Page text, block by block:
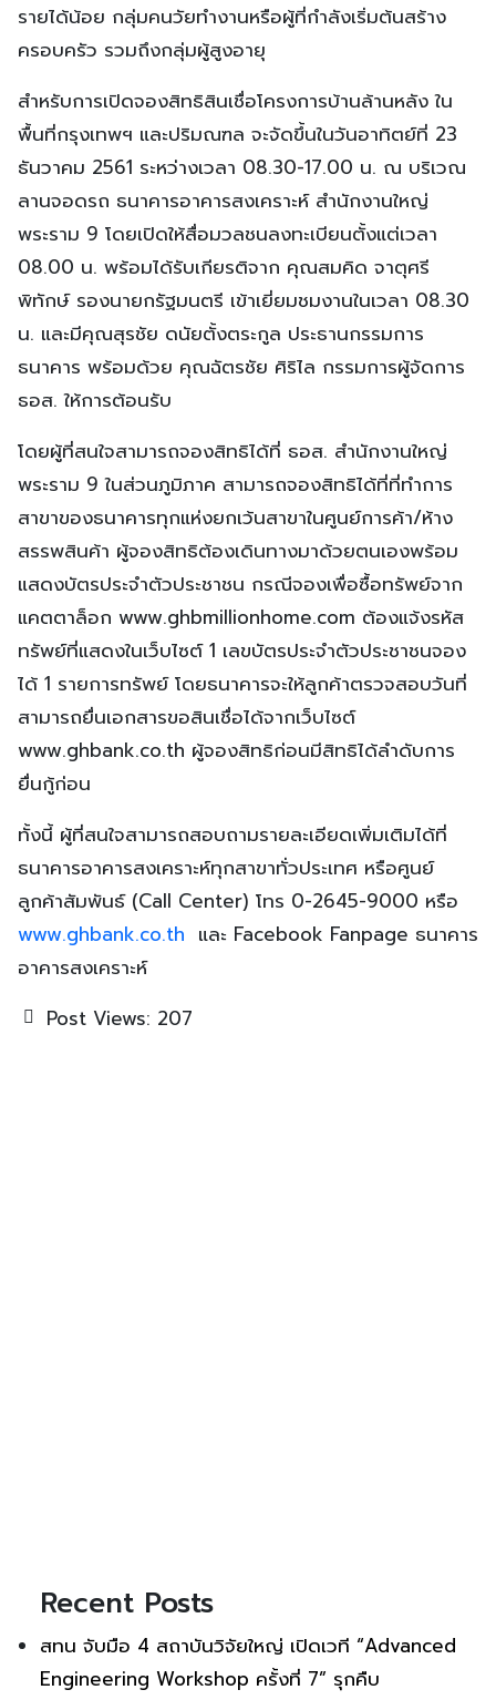
รายได้น้อย กลุ่มคนวัยทำงานหรือผู้ที่กำลังเริ่มต้นสร้าง
ครอบครัว รวมถึงกลุ่มผู้สูงอายุ
สำหรับการเปิดจองสิทธิสินเชื่อโครงการบ้านล้านหลัง ใน
พื้นที่กรุงเทพฯ และปริมณฑล จะจัดขึ้นในวันอาทิตย์ที่ 23
ธันวาคม 2561 ระหว่างเวลา 08.30-17.00 น. ณ บริเวณ
ลานจอดรถ ธนาคารอาคารสงเคราะห์ สำนักงานใหญ่
พระราม 9 โดยเปิดให้สื่อมวลชนลงทะเบียนตั้งแต่เวลา
08.00 น. พร้อมได้รับเกียรติจาก คุณสมคิด จาตุศรี
พิทักษ์ รองนายกรัฐมนตรี เข้าเยี่ยมชมงานในเวลา 08.30
น. และมีคุณสุรชัย ดนัยตั้งตระกูล ประธานกรรมการ
ธนาคาร พร้อมด้วย คุณฉัตรชัย ศิริไล กรรมการผู้จัดการ
ธอส. ให้การต้อนรับ
โดยผู้ที่สนใจสามารถจองสิทธิได้ที่ ธอส. สำนักงานใหญ่
พระราม 9 ในส่วนภูมิภาค สามารถจองสิทธิได้ที่ที่ทำการ
สาขาของธนาคารทุกแห่งยกเว้นสาขาในศูนย์การค้า/ห้าง
สรรพสินค้า ผู้จองสิทธิต้องเดินทางมาด้วยตนเองพร้อม
แสดงบัตรประจำตัวประชาชน กรณีจองเพื่อซื้อทรัพย์จาก
แคตตาล็อก www.ghbmillionhome.com ต้องแจ้งรหัส
ทรัพย์ที่แสดงในเว็บไซต์ 1 เลขบัตรประจำตัวประชาชนจอง
ได้ 1 รายการทรัพย์ โดยธนาคารจะให้ลูกค้าตรวจสอบวันที่
สามารถยื่นเอกสารขอสินเชื่อได้จากเว็บไซต์
www.ghbank.co.th ผู้จองสิทธิก่อนมีสิทธิได้ลำดับการ
ยื่นกู้ก่อน
ทั้งนี้ ผู้ที่สนใจสามารถสอบถามรายละเอียดเพิ่มเติมได้ที่
ธนาคารอาคารสงเคราะห์ทุกสาขาทั่วประเทศ หรือศูนย์
ลูกค้าสัมพันธ์ (Call Center) โทร 0-2645-9000 หรือ
www.ghbank.co.th และ Facebook Fanpage ธนาคาร
อาคารสงเคราะห์
Post Views: 207
Recent Posts
สทน จับมือ 4 สถาบันวิจัยใหญ่ เปิดเวที “Advanced
Engineering Workshop ครั้งที่ 7” รุกคืบ